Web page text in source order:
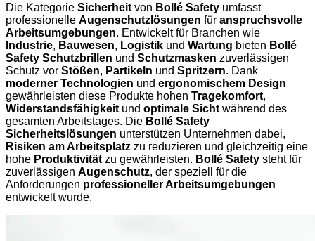
Die Kategorie Sicherheit von Bollé Safety umfasst
professionelle Augenschutzlösungen für anspruchsvolle
Arbeitsumgebungen. Entwickelt für Branchen wie
Industrie, Bauwesen, Logistik und Wartung bieten Bollé
Safety Schutzbrillen und Schutzmasken zuverlässigen
Schutz vor Stößen, Partikeln und Spritzern. Dank
moderner Technologien und ergonomischem Design
gewährleisten diese Produkte hohen Tragekomfort,
Widerstandsfähigkeit und optimale Sicht während des
gesamten Arbeitstages. Die Bollé Safety
Sicherheitslösungen unterstützen Unternehmen dabei,
Risiken am Arbeitsplatz zu reduzieren und gleichzeitig eine
hohe Produktivität zu gewährleisten. Bollé Safety steht für
zuverlässigen Augenschutz, der speziell für die
Anforderungen professioneller Arbeitsumgebungen
entwickelt wurde.